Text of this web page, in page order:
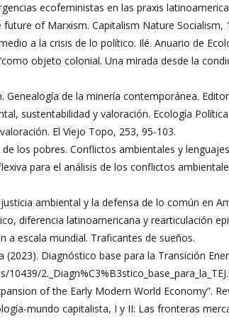
ecofeministas en las praxis
of Marxism. Capitalism Nature Socialism,
a la crisis de lo político. Ilé. Anuario de
objeto colonial. Una mirada desde la
de la minería contemporánea.
sustentabilidad y valoración. Ecología
El Viejo Topo, 253, 95-103.
los pobres. Conflictos ambientales y
para el análisis de los conflictos
ambiental y la defensa de lo común en
diferencia latinoamericana y rearticulación
a escala mundial. Traficantes de sueños.
Diagnóstico base para la Transición
of the Early Modern World Economy”.
mundo capitalista, I y II: Las fronteras